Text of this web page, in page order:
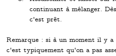
continuant à mélanger.
c'est prêt.
Remarque : si à un moment il y
c'est typiquement qu'on a pas